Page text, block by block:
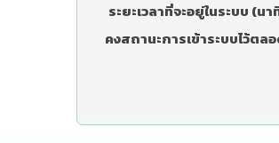
ระยะเวลาที่จะอยู่ในระบบ (นา
คงสถานะการเข้าระบบไว้ตล